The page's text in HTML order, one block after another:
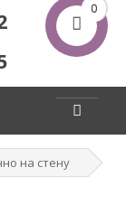
0
на стену